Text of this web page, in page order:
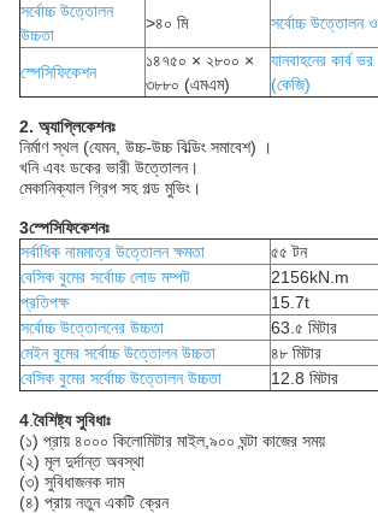
সর্বোচ্চ উত্তোলন
উচ্চতা
>৪০ মি সর্বোচ্চ উত্তোলন
স্পেসিফিকেশন
১৪৭৫০ × ২৮০০ ×
৩৮৮০ (এমএম)
যানবাহনের কার্ব ভর
(কেজি)
2. অ্যাপ্লিকেশনঃ
নির্মাণ স্থল (যেমন, উচ্চ-উচ্চ বিল্ডিং সমাবেশ) ।
খনি এবং ডকের ভারী উত্তোলন।
মেকানিক্যাল গ্রিপ সহ গল্ড মুভিং।
3স্পেসিফিকেশনঃ
সর্বাধিক নামমাত্র উত্তোলন ক্ষমতা
৫৫ টন
বেসিক বুমের সর্বোচ্চ লোড মম্পট
2156kN.m
প্রতিপক্ষ
15.7t
সর্বোচ্চ উত্তোলনের উচ্চতা
63.৫ মিটার
মেইন বুমের সর্বোচ্চ উত্তোলন উচ্চতা
৪৮ মিটার
বেসিক বুমের সর্বোচ্চ উত্তোলন উচ্চতা
12.8 মিটার
4.বৈশিষ্ট্য সুবিধাঃ
(১) প্রায় ৪০০০ কিলোমিটার মাইল,৯০০ ঘন্টা কাজের সময়
(২) মূল দুর্দান্ত অবস্থা
(৩) সুবিধাজনক দাম
(৪) প্রায় নতুন একটি ক্রেন